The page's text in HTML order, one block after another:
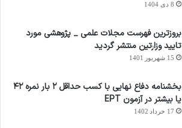
8 دی 1404
بروزترین فهرست مجلات علمی _ پژوهشی مورد
تایید وزارتین منتشر گردید
15 شهریور 1401
بخشنامه دفاع نهایی با کسب حداقل ۲ بار نمره ۴۲
یا بیشتر در آزمون EPT
17 خرداد 1402